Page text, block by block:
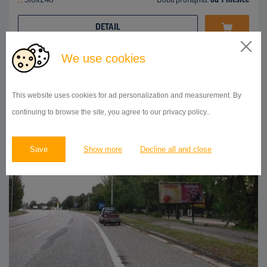
We use cookies
This website uses cookies for ad personalization and measurement. By
continuing to browse the site, you agree to our privacy policy..
Save Show more Decline all and close
DETAIL
Bratislavská ulica, Nitra ID 41947